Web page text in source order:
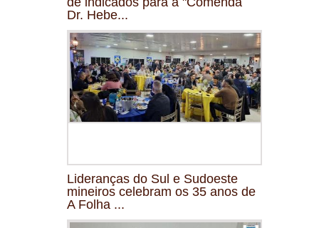
Dr. Hebe...
Lideranças do Sul e Sudoeste
mineiros celebram os 35 anos de
A Folha ...